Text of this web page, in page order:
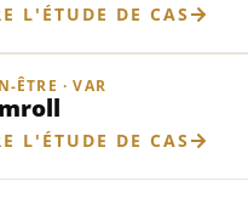
L'ÉTUDE DE CAS
ÊTRE · VAR
L'ÉTUDE DE CAS